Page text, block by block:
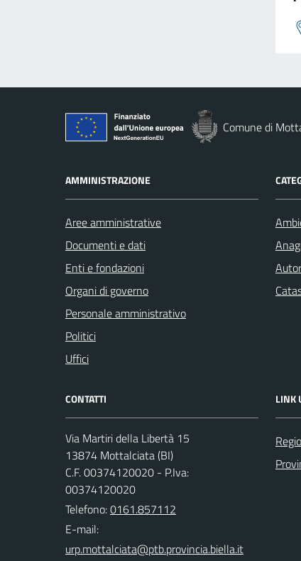
Comune di
AMMINISTRAZIONE
Aree amministrative
Documenti e dati
Enti e fondazioni
Organi di governo
Personale amministrativo
Politici
Uffici
CONTATTI
Via Martiri della Libertà 15
13874 Mottalciata (BI)
C.F. 00374120020 - P.Iva:
00374120020
Telefono:0161.857112
E-mail:
LINK